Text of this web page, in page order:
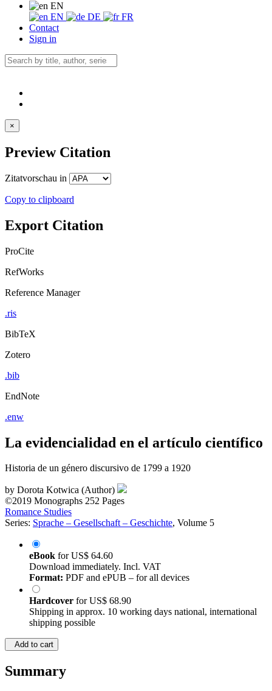
EN
EN
DE
FR
Contact
Sign in
×
Preview Citation
Zitatvorschau in
Copy to clipboard
Export Citation
ProCite
RefWorks
Reference Manager
.ris
BibTeX
Zotero
.bib
EndNote
.enw
La evidencialidad en el artículo científico
Historia de un género discursivo de 1799 a 1920
by Dorota Kotwica (Author)
©2019 Monographs 252 Pages
Romance Studies
Series: Sprache – Gesellschaft – Geschichte, Volume 5
eBook forUS$ 64.60
Download immediately. Incl. VAT
Format: PDF and ePUB – for all devices
Hardcover forUS$ 68.90
Shipping in approx. 10 working days national, international
shipping possible
Add to cart
Summary